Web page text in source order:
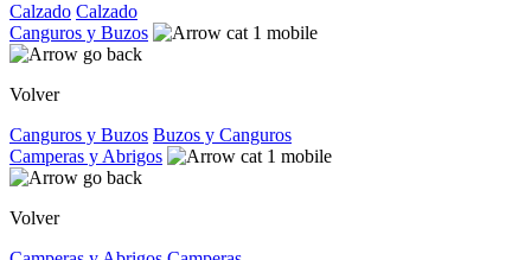
Calzado Calzado
Canguros y Buzos
Volver
Canguros y Buzos Buzos y Canguros
Camperas y Abrigos
Volver